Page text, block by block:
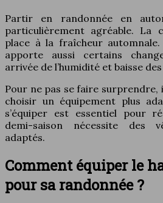
Partir en randonnée en
particulièrement agréable. La
place à la fraîcheur
apporte aussi certains
arrivée de l’humidité et baisse
Pour ne pas se faire surprendre,
choisir un équipement plus
s’équiper est essentiel pour
demi-saison nécessite des
adaptés.
Comment équiper le
pour sa randonnée ?